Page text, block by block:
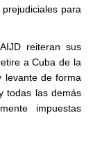
para
reiteran sus
a Cuba de la
levante de forma
todas las demás
impuestas